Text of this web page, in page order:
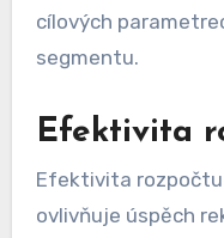
cílových
segmentu.
Efektivita
Efektivita
ovlivňuje úspěch